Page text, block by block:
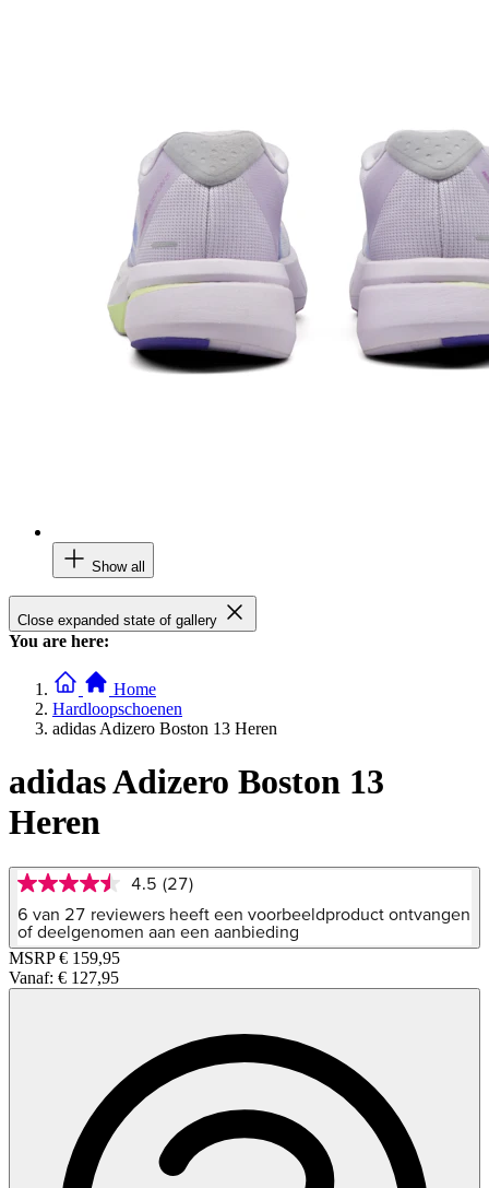
Show all
Close expanded state of gallery
You are here:
Home
Hardloopschoenen
adidas Adizero Boston 13 Heren
adidas Adizero Boston 13
Heren
4.5
van
5
sterren,
gemiddelde
scorewaarde.
Read
4.5 (27)
6 van 27 reviewers heeft een voorbeeldproduct ontvangen
of deelgenomen aan een aanbieding
MSRP € 159,95
Vanaf: € 127,95